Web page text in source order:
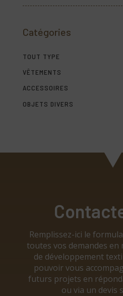
Catégories
TOUT TYPE
VÊTEMENTS
ACCESSOIRES
OBJETS DIVERS
Remplissez-ici le
toutes vos demandes en
de développement
pouvoir vous
futurs projets en
ou via un devis